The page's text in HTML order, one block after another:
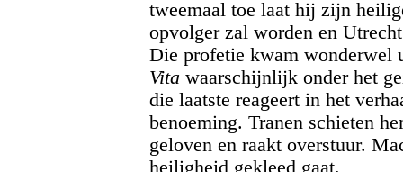
tweemaal toe laat hij zijn
opvolger zal worden en
Die profetie kwam wonderwel
Vita waarschijnlijk onder het
die laatste reageert in het
benoeming. Tranen schieten
geloven en raakt overstuur.
heiligheid gekleed gaat.